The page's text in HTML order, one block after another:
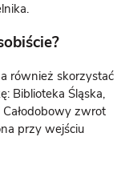
również skorzystać
Biblioteka Śląska,
zwrot
przy wejściu